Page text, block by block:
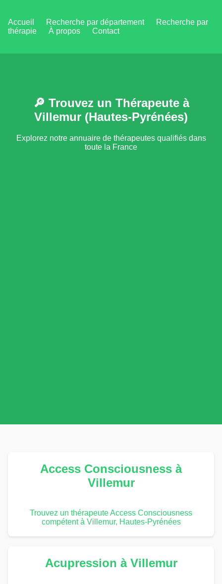
Accueil Recherche par département
Recherche par
thérapie
À propos Contact
🔎 Trouvez un Thérapeute à
Villemur (Hautes-Pyrénées)
Explorez notre annuaire de thérapeutes qualifiés dans
toute la France
Access Consciousness à
Villemur
Trouvez un thérapeute Access Consciousness
compétent à Villemur, Hautes-Pyrénées
Acupression à Villemur